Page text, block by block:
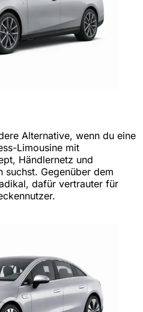
Alternative, wenn du eine
Limousine mit
Händlernetz und
suchst. Gegenüber dem
dafür vertrauter für